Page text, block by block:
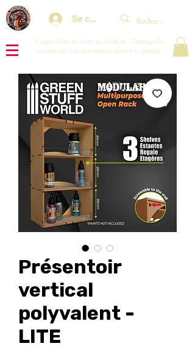
Se connecter
Congés d'été du 29/07 au 10/08/26 : Commandes
traitées une fois par semaine durant la période.
Présentoir
vertical
polyvalent -
LITE